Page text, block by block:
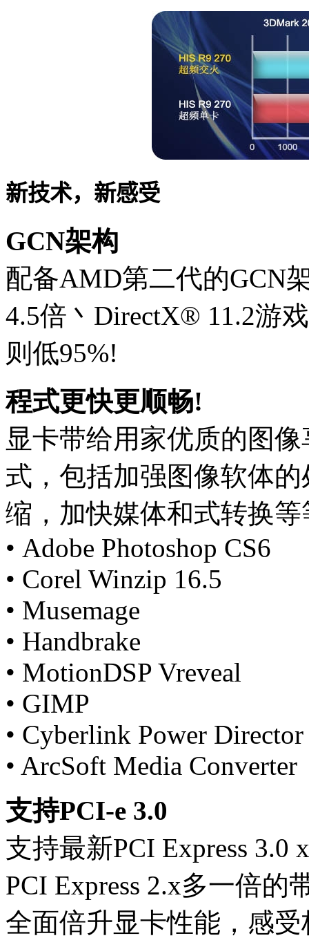
新技术，新感受
GCN架构
配备AMD第二代的GCN
4.5倍丶DirectX® 11.2游
则低95%!
程式更快更顺畅!
显卡带给用家优质的图
式，包括加强图像软体
缩，加快媒体和式转换等
• Adobe Photoshop CS6
• Corel Winzip 16.5
• Musemage
• Handbrake
• MotionDSP Vreveal
• GIMP
• Cyberlink Power Director
• ArcSoft Media Converter
支持PCI-e 3.0
支持最新PCI Express
PCI Express 2.x多一倍
全面倍升显卡性能，感